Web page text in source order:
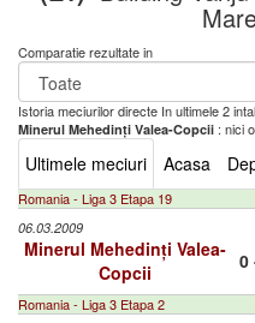
Comparatie rezultate in
Istoria meciurilor directe In ultimele 2
Minerul Mehedinți Valea-Copcii : nici
Ultimele meciuri Acasa
Romania - Liga 3 Etapa 19
06.03.2009
Minerul Mehedinți Valea-
Copcii
0
Romania - Liga 3 Etapa 2